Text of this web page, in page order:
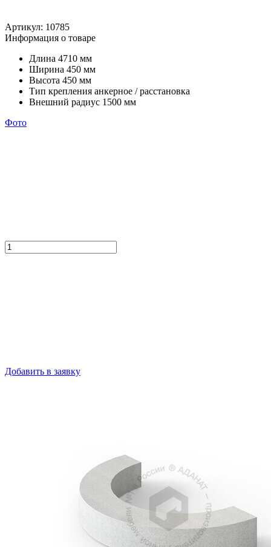
Артикул: 10785
Информация о товаре
Длина 4710 мм
Ширина 450 мм
Высота 450 мм
Тип крепления анкерное / расстановка
Внешний радиус 1500 мм
Фото
Добавить в заявку